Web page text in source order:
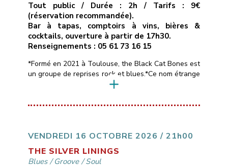
Tout public / Durée : 2h / Tarifs : 9€
(réservation recommandée).
Bar à tapas, comptoirs à vins, bières &
cocktails, ouverture à partir de 17h30.
Renseignements : 05 61 73 16 15
*Formé en 2021 à Toulouse, the Black Cat Bones est
un groupe de reprises rock et blues.*Ce nom étrange
est emprunté aux paroles d’une chanson de Muddy
référence commune aux 4 membres du groupe
VENDREDI 16 OCTOBRE 2026 / 21h00
THE SILVER LININGS
Blues/Groove/Soul